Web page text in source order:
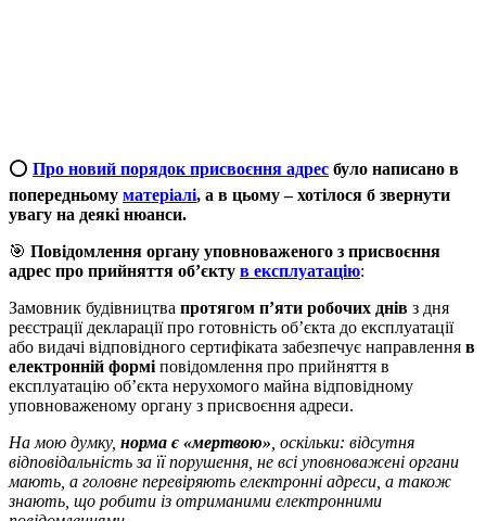
⭕️ Про новий порядок присвоєння адрес було написано в
попередньому матеріалі, а в цьому – хотілося б звернути
увагу на деякі нюанси.
🎯 Повідомлення органу уповноваженого з присвоєння
адрес про прийняття об’єкту в експлуатацію:
Замовник будівництва протягом п’яти робочих днів з дня
реєстрації декларації про готовність об’єкта до експлуатації
або видачі відповідного сертифіката забезпечує направлення в
електронній формі повідомлення про прийняття в
експлуатацію об’єкта нерухомого майна відповідному
уповноваженому органу з присвоєння адреси.
На мою думку, норма є «мертвою» , оскільки: відсутня
відповідальність за її порушення, не всі уповноважені органи
мають, а головне перевіряють електронні адреси, а також
знають, що робити із отриманими електронними